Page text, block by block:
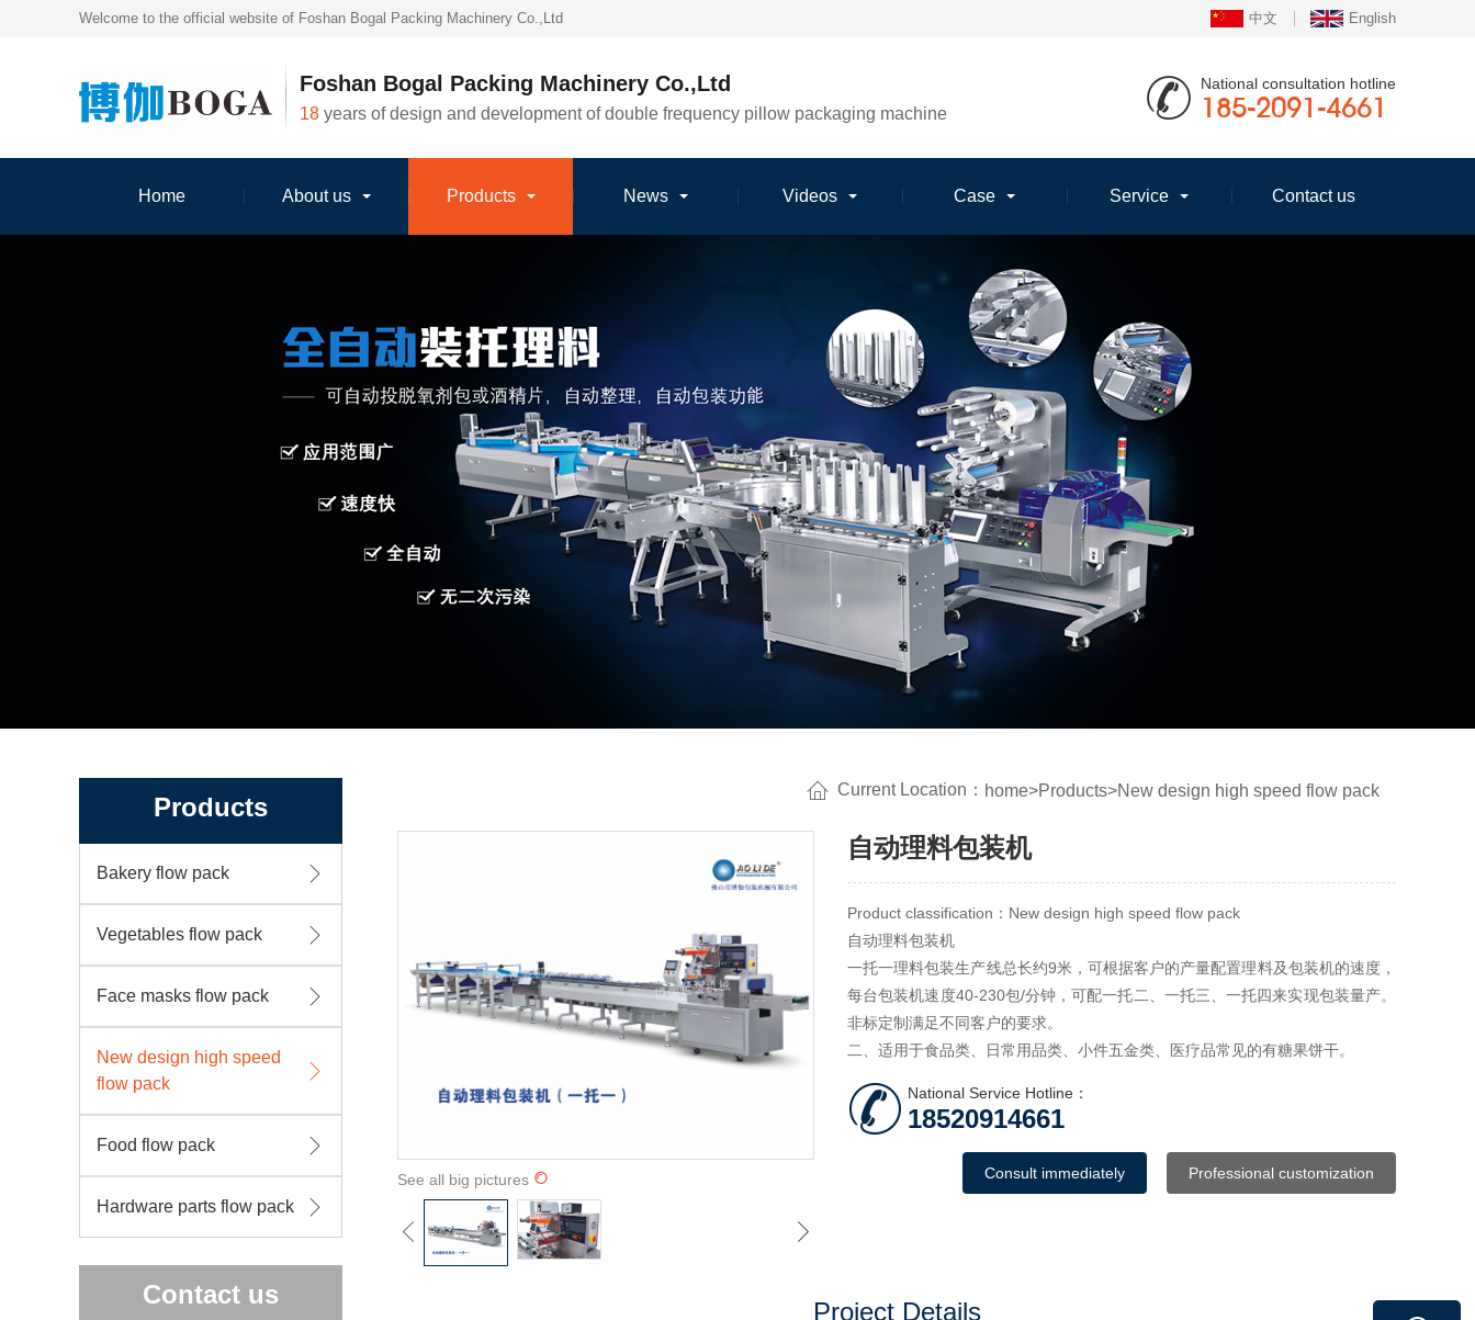
Welcome to the official website of Foshan Bogal Packing Machinery Co.,Ltd 中文 English
Foshan Bogal Packing Machinery Co.,Ltd
18 years of design and development of double frequency pillow packaging machine
National consultation hotline
185-2091-4661
Home About us Products News Videos Case Service Contact us
Current Location： home>Products>New design high speed flow pack
See all big pictures
自动理料包装机
Product classification：New design high speed flow pack
自动理料包装机
一托一理料包装生产线总长约9米，可根据客户的产量配置理料及包装机的速度，
每台包装机速度40-230包/分钟，可配一托二、一托三、一托四来实现包装量产。
非标定制满足不同客户的要求。
二、适用于食品类、日常用品类、小件五金类、医疗品常见的有糖果饼干。
National Service Hotline：
18520914661
Consult immediately Professional customization
Project Details
Products
Bakery flow pack
Vegetables flow pack
Face masks flow pack
New design high speed
flow pack
Food flow pack
Hardware parts flow pack
Contact us